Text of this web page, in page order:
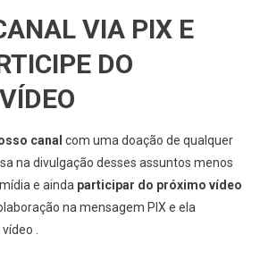
VIA PIX E
DO
canal com uma doação de qualquer
na divulgação desses assuntos menos
e ainda participar do próximo vídeo
na mensagem PIX e ela
.